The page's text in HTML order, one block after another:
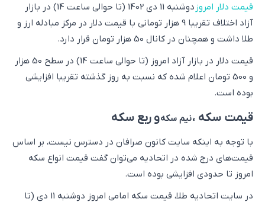
قیمت دلار امروز
‌دوشنبه 11 دی 1402 (تا حوالی ساعت 14) در بازار
آزاد اختلاف تقریبا 9 هزار تومانی با قیمت دلار در مرکز مبادله ارز و
طلا داشت و همچنان در کانال 50 هزار تومان قرار دارد.
قیمت دلار در بازار آزاد امروز (تا حوالی ساعت 14) در سطح 50 هزار
و 500 تومان اعلام شده که نسبت به روز گذشته تقریبا افزایشی
بوده است.
قیمت سکه ،نیم سکهو ربع سکه
با توجه به اینکه سایت کانون صرافان در دسترس نیست، بر اساس
قیمت‌های درج شده در اتحادیه می‌توان گفت قیمت انواع سکه
امروز تا حدودی افزایشی بوده است.
در سایت اتحادیه طلا، قیمت سکه امامی امروز دوشنبه 11 دی (تا